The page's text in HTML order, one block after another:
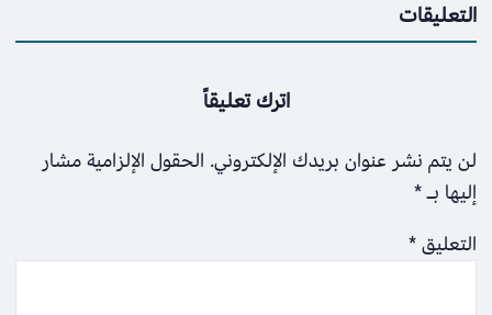
التعليقات
اترك تعليقاً
لن يتم نشر عنوان بريدك الإلكتروني. الحقول الإلزامية مشار
إليها بـ*
التعليق*